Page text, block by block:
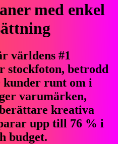
med enkel
världens #1
stockfoton, betrodd
kunder runt om i
varumärken,
kreativa
upp till 76 % i
budget.